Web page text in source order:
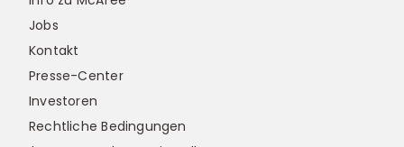
Jobs
Kontakt
Presse-Center
Investoren
Rechtliche Bedingungen